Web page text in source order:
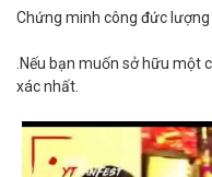
Chứng minh công đức lượng
.Nếu bạn muốn sở hữu một
xác nhất.